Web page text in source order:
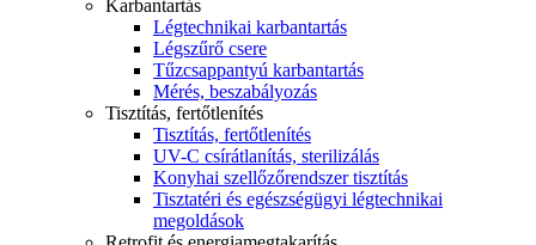
Karbantartás
Légtechnikai karbantartás
Légszűrő csere
Tűzcsappantyú karbantartás
Mérés, beszabályozás
Tisztítás, fertőtlenítés
Tisztítás, fertőtlenítés
UV-C csírátlanítás, sterilizálás
Konyhai szellőzőrendszer tisztítás
Tisztatéri és egészségügyi légtechnikai
megoldások